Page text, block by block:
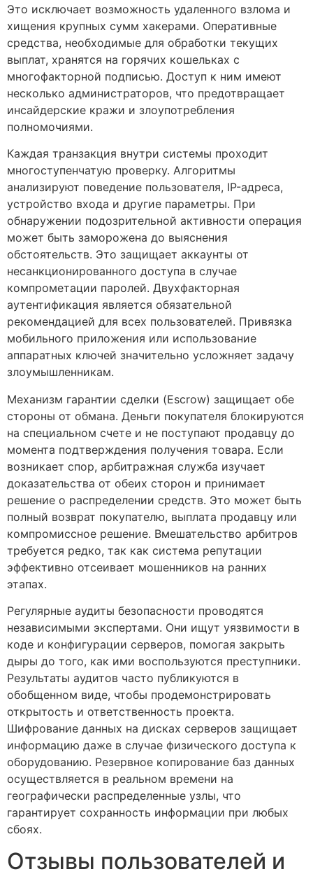
Это исключает возможность удаленного взлома и
хищения крупных сумм хакерами. Оперативные
средства, необходимые для обработки текущих
выплат, хранятся на горячих кошельках с
многофакторной подписью. Доступ к ним имеют
несколько администраторов, что предотвращает
инсайдерские кражи и злоупотребления
полномочиями.
Каждая транзакция внутри системы проходит
многоступенчатую проверку. Алгоритмы
анализируют поведение пользователя, IP-адреса,
устройство входа и другие параметры. При
обнаружении подозрительной активности операция
может быть заморожена до выяснения
обстоятельств. Это защищает аккаунты от
несанкционированного доступа в случае
компрометации паролей. Двухфакторная
аутентификация является обязательной
рекомендацией для всех пользователей. Привязка
мобильного приложения или использование
аппаратных ключей значительно усложняет задачу
злоумышленникам.
Механизм гарантии сделки (Escrow) защищает обе
стороны от обмана. Деньги покупателя блокируются
на специальном счете и не поступают продавцу до
момента подтверждения получения товара. Если
возникает спор, арбитражная служба изучает
доказательства от обеих сторон и принимает
решение о распределении средств. Это может быть
полный возврат покупателю, выплата продавцу или
компромиссное решение. Вмешательство арбитров
требуется редко, так как система репутации
эффективно отсеивает мошенников на ранних
этапах.
Регулярные аудиты безопасности проводятся
независимыми экспертами. Они ищут уязвимости в
коде и конфигурации серверов, помогая закрыть
дыры до того, как ими воспользуются преступники.
Результаты аудитов часто публикуются в
обобщенном виде, чтобы продемонстрировать
открытость и ответственность проекта.
Шифрование данных на дисках серверов защищает
информацию даже в случае физического доступа к
оборудованию. Резервное копирование баз данных
осуществляется в реальном времени на
географически распределенные узлы, что
гарантирует сохранность информации при любых
сбоях.
Отзывы пользователей и